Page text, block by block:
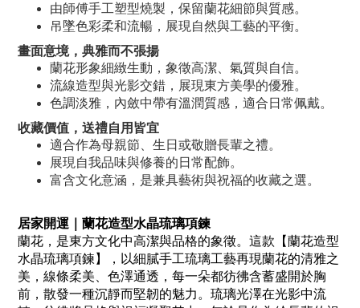
由師傅手工塑型燒製，保留蘭花細節與質感。
吊墜色彩柔和流暢，展現自然與工藝的平衡。
畫面意境，典雅而不張揚
蘭花形象細緻生動，象徵高潔、氣質與自信。
流線造型與光影交錯，展現東方美學的優雅。
色調淡雅，內斂中帶有溫潤質感，適合日常佩戴。
收藏價值，送禮自用皆宜
適合作為母親節、生日或敬贈長輩之禮。
展現自我品味與修養的日常配飾。
富含文化意涵，是兼具藝術與祝福的收藏之選。
居家開運｜蘭花造型水晶琉璃項鍊
蘭花，是東方文化中高潔與品格的象徵。這款【蘭花造型
水晶琉璃項鍊】，以細膩手工琉璃工藝再現蘭花的清雅之
美，線條柔美、色澤通透，每一朵都彷彿含蓄盛開於胸
前，散發一種沉靜而堅韌的魅力。琉璃光澤在光影中流